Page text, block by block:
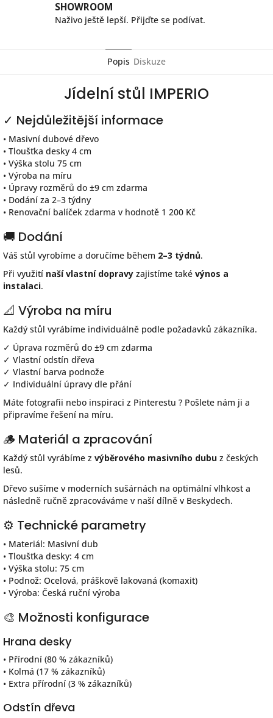
SHOWROOM
Naživo ještě lepší. Přijďte se podívat.
Popis Diskuze
Jídelní stůl IMPERIO
✓ Nejdůležitější informace
• Masivní dubové dřevo
• Tloušťka desky 4 cm
• Výška stolu 75 cm
• Výroba na míru
• Úpravy rozměrů do ±9 cm zdarma
• Dodání za 2–3 týdny
• Renovační balíček zdarma v hodnotě 1 200 Kč
🚚 Dodání
Váš stůl vyrobíme a doručíme během 2–3 týdnů.
Při využití naší vlastní dopravy zajistíme také výnos a
instalaci.
📐 Výroba na míru
Každý stůl vyrábíme individuálně podle požadavků zákazníka.
✓ Úprava rozměrů do ±9 cm zdarma
✓ Vlastní odstín dřeva
✓ Vlastní barva podnože
✓ Individuální úpravy dle přání
Máte fotografii nebo inspiraci z Pinterestu ? Pošlete nám ji a
připravíme řešení na míru.
🪵 Materiál a zpracování
Každý stůl vyrábíme z výběrového masivního dubu z českých
lesů.
Dřevo sušíme v moderních sušárnách na optimální vlhkost a
následně ručně zpracováváme v naší dílně v Beskydech.
⚙️ Technické parametry
• Materiál: Masivní dub
• Tloušťka desky: 4 cm
• Výška stolu: 75 cm
• Podnož: Ocelová, práškově lakovaná (komaxit)
• Výroba: Česká ruční výroba
🎨 Možnosti konfigurace
Hrana desky
• Přírodní (80 % zákazníků)
• Kolmá (17 % zákazníků)
• Extra přírodní (3 % zákazníků)
Odstín dřeva